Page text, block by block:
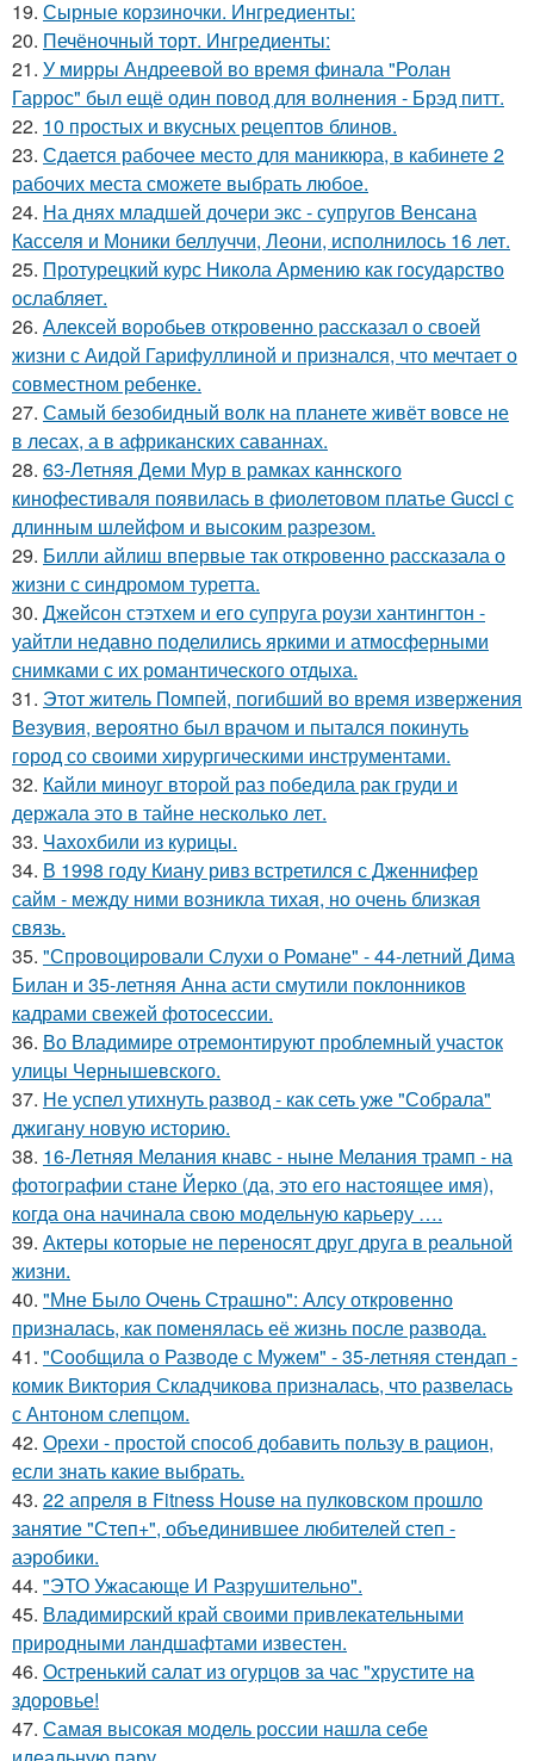
19. Сырные корзиночки. Ингредиенты:
20. Печёночный торт. Ингредиенты:
21. У мирры Андреевой во время финала "Ролан
Гаррос" был ещё один повод для волнения - Брэд питт.
22. 10 простых и вкусных рецептов блинов.
23. Сдается рабочее место для маникюра, в кабинете 2
рабочих места сможете выбрать любое.
24. На днях младшей дочери экс - супругов Венсана
Касселя и Моники беллуччи, Леони, исполнилось 16 лет.
25. Протурецкий курс Никола Армению как государство
ослабляет.
26. Алексей воробьев откровенно рассказал о своей
жизни с Аидой Гарифуллиной и признался, что мечтает о
совместном ребенке.
27. Самый безобидный волк на планете живёт вовсе не
в лесах, а в африканских саваннах.
28. 63-Летняя Деми Мур в рамках каннского
кинофестиваля появилась в фиолетовом платье Gucci с
длинным шлейфом и высоким разрезом.
29. Билли айлиш впервые так откровенно рассказала о
жизни с синдромом туретта.
30. Джейсон стэтхем и его супруга роузи хантингтон -
уайтли недавно поделились яркими и атмосферными
снимками с их романтического отдыха.
31. Этот житель Помпей, погибший во время извержения
Везувия, вероятно был врачом и пытался покинуть
город со своими хирургическими инструментами.
32. Кайли миноуг второй раз победила рак груди и
держала это в тайне несколько лет.
33. Чахохбили из курицы.
34. В 1998 году Киану ривз встретился с Дженнифер
сайм - между ними возникла тихая, но очень близкая
связь.
35. "Спровоцировали Слухи о Романе" - 44-летний Дима
Билан и 35-летняя Анна асти смутили поклонников
кадрами свежей фотосессии.
36. Во Владимире отремонтируют проблемный участок
улицы Чернышевского.
37. Не успел утихнуть развод - как сеть уже "Собрала"
джигану новую историю.
38. 16-Летняя Мелания кнавс - ныне Мелания трамп - на
фотографии стане Йерко (да, это его настоящее имя),
когда она начинала свою модельную карьеру ….
39. Актеры которые не переносят друг друга в реальной
жизни.
40. "Мне Было Очень Страшно": Алсу откровенно
призналась, как поменялась её жизнь после развода.
41. "Сообщила о Разводе с Мужем" - 35-летняя стендап -
комик Виктория Складчикова призналась, что развелась
с Антоном слепцом.
42. Орехи - простой способ добавить пользу в рацион,
если знать какие выбрать.
43. 22 апреля в Fitness House на пулковском прошло
занятие "Степ+", объединившее любителей степ -
аэробики.
44. "ЭТО Ужасающе И Разрушительно".
45. Владимирский край своими привлекательными
природными ландшафтами известен.
46. Остренький салат из огурцов за час "хрустите нa
здоровье!
47. Самая высокая модель россии нашла себе